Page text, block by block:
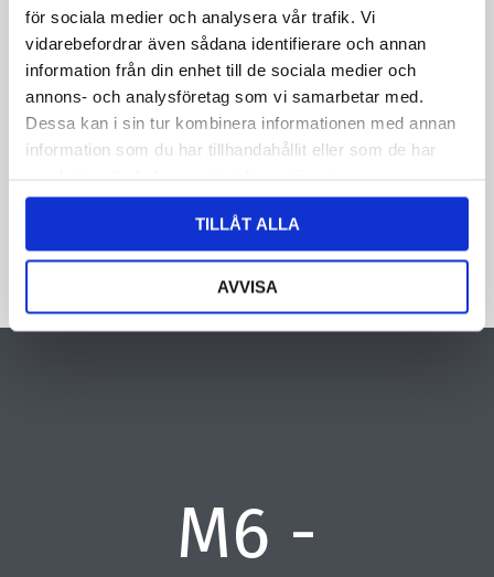
för sociala medier och analysera vår trafik. Vi
vidarebefordrar även sådana identifierare och annan
information från din enhet till de sociala medier och
annons- och analysföretag som vi samarbetar med.
Dessa kan i sin tur kombinera informationen med annan
information som du har tillhandahållit eller som de har
TILLÅT ALLA
AVVISA
Genom att skicka formuläret godkänner du att vi sparar
information om dig. Läs mer om hur vi behandlar dina
personuppgifter i vår integritetspolicy.
CAPTCHA
M6 -